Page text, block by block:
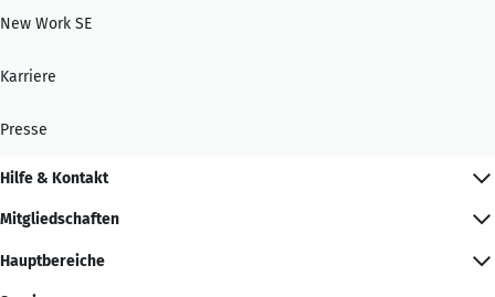
New Work SE
Karriere
Presse
Hilfe & Kontakt
Mitgliedschaften
Hauptbereiche